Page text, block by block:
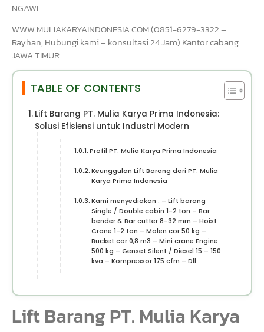
NGAWI
WWW.MULIAKARYAINDONESIA.COM (0851-6279-3322 –
Rayhan, Hubungi kami – konsultasi 24 Jam) Kantor cabang
JAWA TIMUR
TABLE OF CONTENTS
Lift Barang PT. Mulia Karya Prima Indonesia:
Solusi Efisiensi untuk Industri Modern
Profil PT. Mulia Karya Prima Indonesia
Keunggulan Lift Barang dari PT. Mulia
Karya Prima Indonesia
Kami menyediakan : – Lift barang
Single / Double cabin 1-2 ton – Bar
bender & Bar cutter 8-32 mm – Hoist
Crane 1-2 ton – Molen cor 50 kg –
Bucket cor 0,8 m3 – Mini crane Engine
500 kg – Genset Silent / Diesel 15 – 150
kva – Kompressor 175 cfm – Dll
Lift Barang PT. Mulia Karya